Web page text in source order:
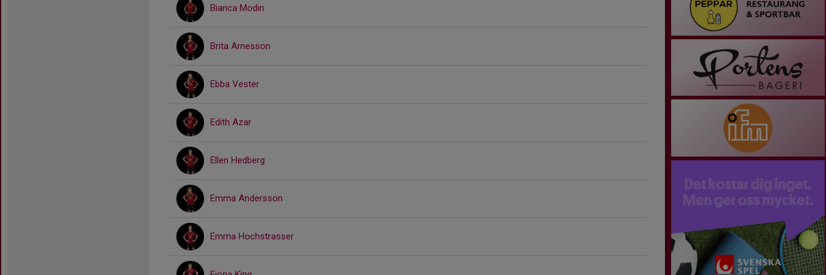
Bianca Modin
Brita Arnesson
Ebba Vester
Edith Azar
Ellen Hedberg
Emma Andersson
Emma Hochstrasser